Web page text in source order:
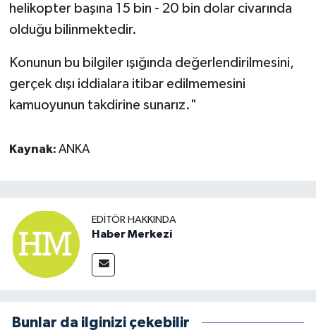
helikopter başına 15 bin - 20 bin dolar civarında
olduğu bilinmektedir.
Konunun bu bilgiler ışığında değerlendirilmesini,
gerçek dışı iddialara itibar edilmemesini
kamuoyunun takdirine sunarız."
Kaynak: ANKA
EDITÖR HAKKINDA
Haber Merkezi
Bunlar da ilginizi çekebilir